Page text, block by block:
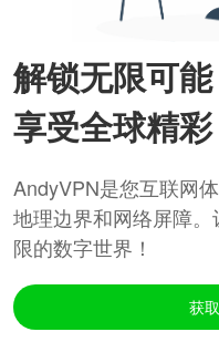
解锁无限可能
享受全球精彩
AndyVPN是您互联网
地理边界和网络屏障
限的数字世界！
获